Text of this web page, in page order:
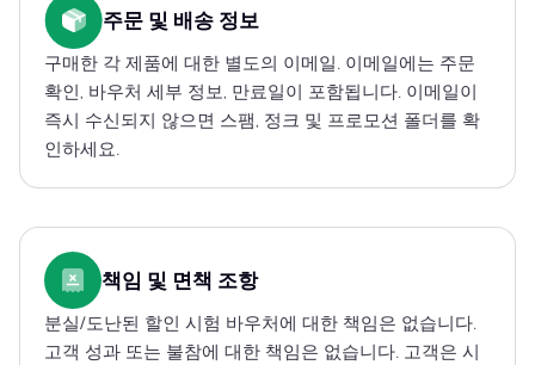
주문 및 배송 정보
구매한 각 제품에 대한 별도의 이메일. 이메일에는 주문
확인, 바우처 세부 정보, 만료일이 포함됩니다. 이메일이
즉시 수신되지 않으면 스팸, 정크 및 프로모션 폴더를 확
인하세요.
책임 및 면책 조항
분실/도난된 할인 시험 바우처에 대한 책임은 없습니다.
고객 성과 또는 불참에 대한 책임은 없습니다. 고객은 시